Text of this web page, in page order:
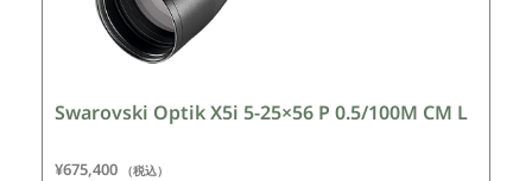
Swarovski Optik X5i 5-25×56 P 0.5/100M CM L
¥675,400 （税込）